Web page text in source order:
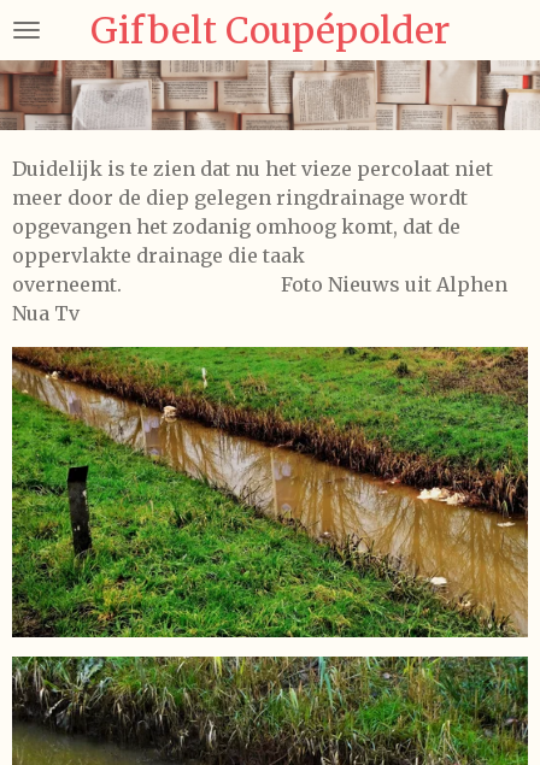
Ga
naar
de
Gifbelt Coupépolder
Duidelijk is te zien dat nu het vieze percolaat niet
meer door de diep gelegen ringdrainage wordt
opgevangen het zodanig omhoog komt, dat de
oppervlakte drainage die taak
overneemt. Foto Nieuws uit Alphen
Nua Tv